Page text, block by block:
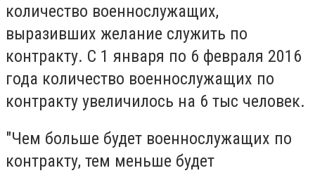
количество военнослужащих,
выразивших желание служить по
контракту. С 1 января по 6 февраля 2016
года количество военнослужащих по
контракту увеличилось на 6 тыс человек.
"Чем больше будет военнослужащих по
контракту, тем меньше будет